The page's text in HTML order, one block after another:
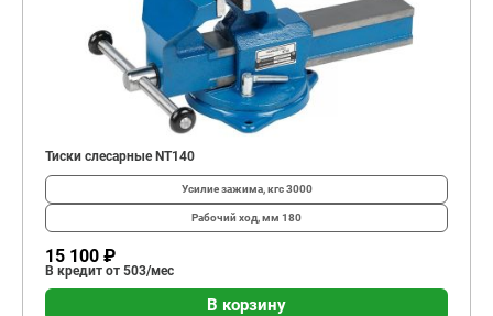
Тиски слесарные NT140
Усилие зажима, кгс3000
Рабочий ход, мм 180
15 100 ₽
В кредит от 503/мес
В корзину